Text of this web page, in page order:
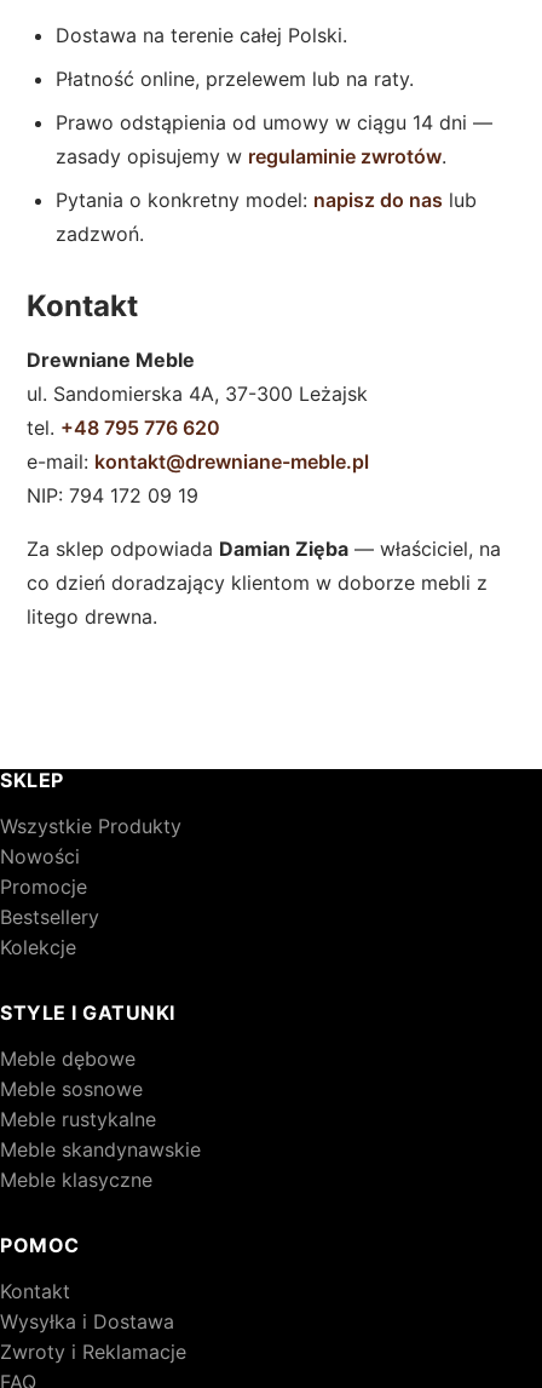
Dostawa na terenie całej Polski.
Płatność online, przelewem lub na raty.
Prawo odstąpienia od umowy w ciągu 14 dni —
zasady opisujemy w regulaminie zwrotów.
Pytania o konkretny model: napisz do nas lub
zadzwoń.
Kontakt
Drewniane Meble
ul. Sandomierska 4A, 37-300 Leżajsk
tel. +48 795 776 620
e-mail: kontakt@drewniane-meble.pl
NIP: 794 172 09 19
Za sklep odpowiada Damian Zięba — właściciel, na
co dzień doradzający klientom w doborze mebli z
litego drewna.
SKLEP
Wszystkie Produkty
Nowości
Promocje
Bestsellery
Kolekcje
STYLE I GATUNKI
Meble dębowe
Meble sosnowe
Meble rustykalne
Meble skandynawskie
Meble klasyczne
POMOC
Kontakt
Wysyłka i Dostawa
Zwroty i Reklamacje
FAQ